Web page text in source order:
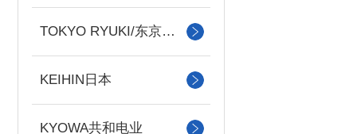
TOKYO RYUKI/东京流机
KEIHIN日本
KYOWA共和电业